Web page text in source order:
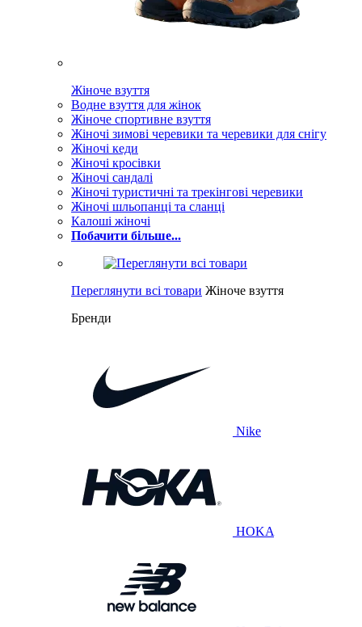
Жіноче взуття
Водне взуття для жінок
Жіноче спортивне взуття
Жіночі зимові черевики та черевики для снігу
Жіночі кеди
Жіночі кросівки
Жіночі сандалі
Жіночі туристичні та трекінгові черевики
Жіночі шльопанці та сланці
Калоші жіночі
Побачити більше...
Переглянути всі товари Жіноче взуття
Бренди
Nike
HOKA